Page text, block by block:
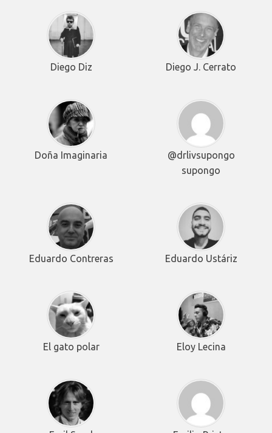
Diego Diz Diego J. Cerrato
Doña Imaginaria
@drlivsupongo
supongo
Eduardo Contreras Eduardo Ustáriz
El gato polar Eloy Lecina